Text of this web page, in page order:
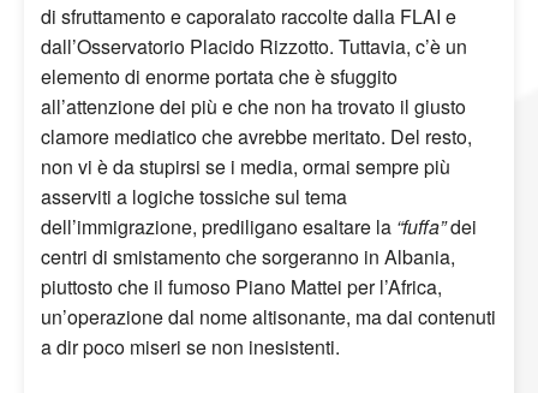
di sfruttamento e caporalato raccolte dalla FLAI e
dall’Osservatorio Placido Rizzotto. Tuttavia, c’è un
elemento di enorme portata che è sfuggito
all’attenzione dei più e che non ha trovato il giusto
clamore mediatico che avrebbe meritato. Del resto,
non vi è da stupirsi se i media, ormai sempre più
asserviti a logiche tossiche sul tema
dell’immigrazione, prediligano esaltare la “fuffa”dei
centri di smistamento che sorgeranno in Albania,
piuttosto che il fumoso Piano Mattei per l’Africa,
un’operazione dal nome altisonante, ma dai contenuti
a dir poco miseri se non inesistenti.